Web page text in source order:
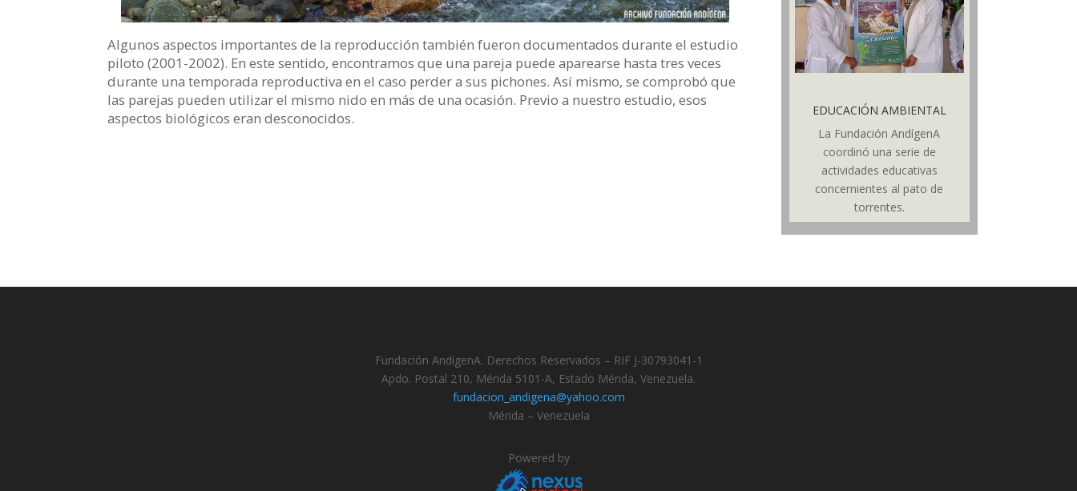
Algunos aspectos importantes de la reproducción también fueron documentados durante el estudio
piloto (2001-2002). En este sentido, encontramos que una pareja puede aparearse hasta tres veces
durante una temporada reproductiva en el caso perder a sus pichones. Así mismo, se comprobó que
las parejas pueden utilizar el mismo nido en más de una ocasión. Previo a nuestro estudio, esos
aspectos biológicos eran desconocidos.
EDUCACIÓN AMBIENTAL
La Fundación AndígenA
coordinó una serie de
actividades educativas
concernientes al pato de
torrentes.
Fundación AndígenA. Derechos Reservados – RIF J-30793041-1
Apdo. Postal 210, Mérida 5101-A, Estado Mérida, Venezuela.
fundacion_andigena@yahoo.com
Mérida – Venezuela
Powered by